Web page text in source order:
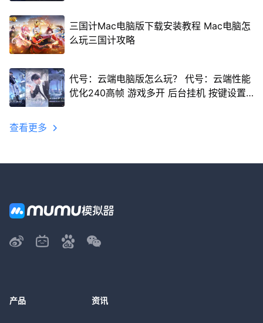
三国计Mac电脑版下载安装教程 Mac电脑怎
么玩三国计攻略
代号：云端电脑版怎么玩？ 代号：云端性能
优化240高帧 游戏多开 后台挂机 按键设置
查看更多
产品 资讯